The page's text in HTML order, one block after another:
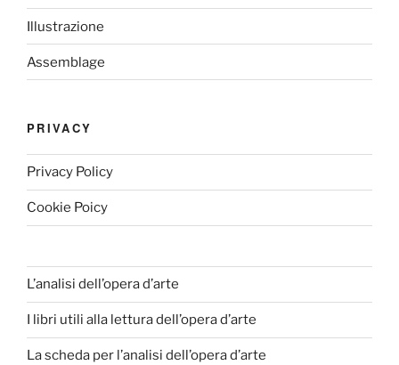
Illustrazione
Assemblage
PRIVACY
Privacy Policy
Cookie Poicy
L’analisi dell’opera d’arte
I libri utili alla lettura dell’opera d’arte
La scheda per l’analisi dell’opera d’arte